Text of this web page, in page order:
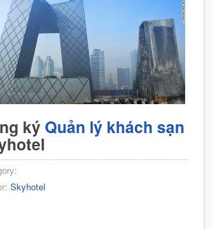
ký Quản lý khách sạn
Skyhotel